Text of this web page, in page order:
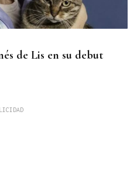
de Lis en su debut